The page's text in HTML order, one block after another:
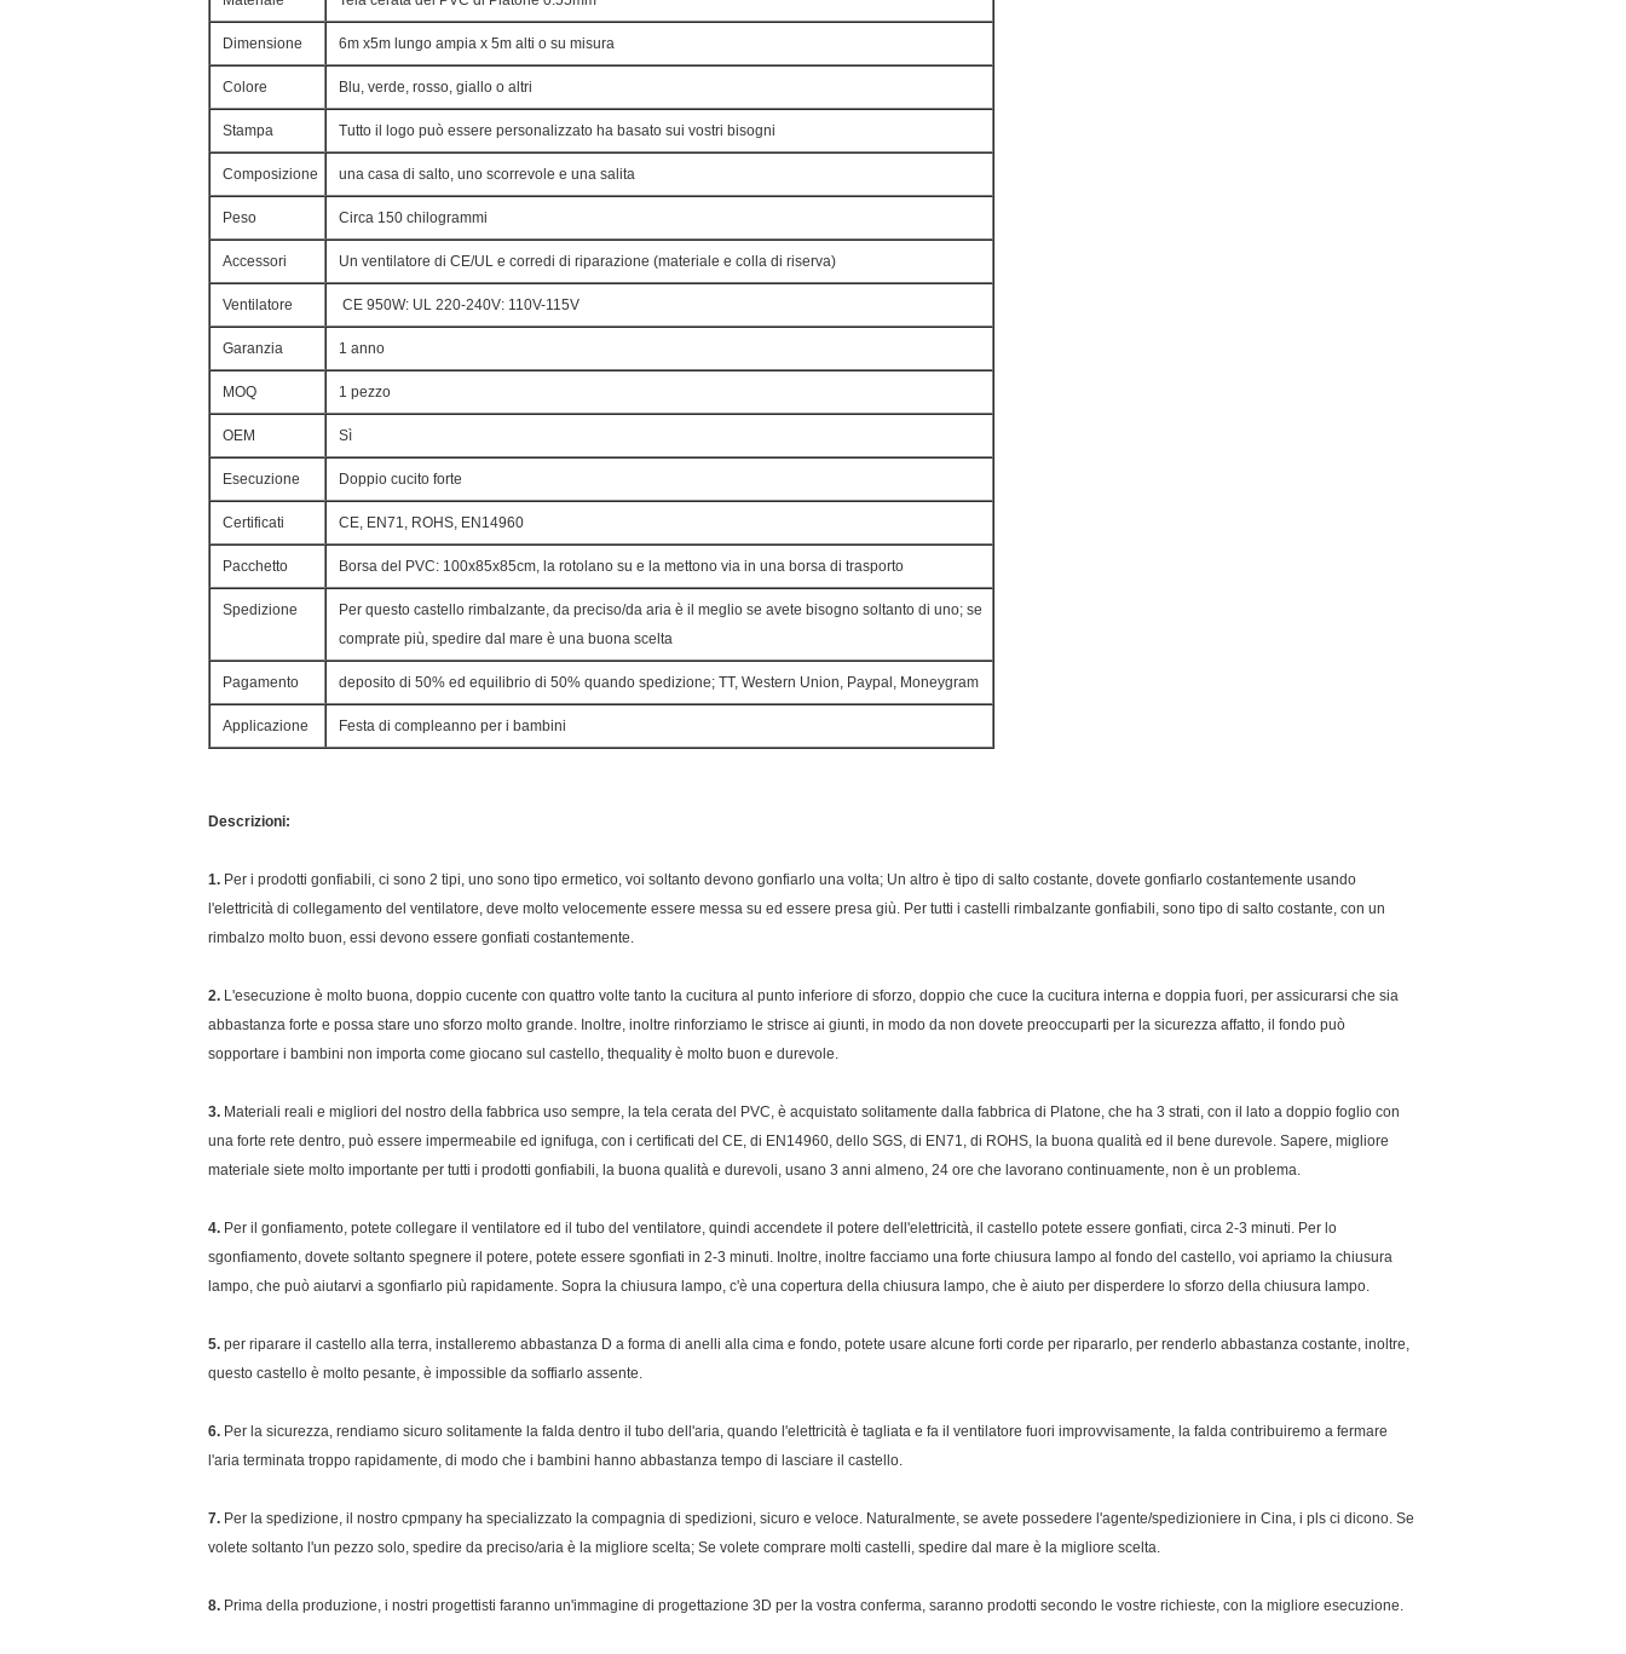
Dimensione 6m x5m lungo ampia x 5m alti o su misura
Colore Blu, verde, rosso, giallo o altri
Stampa Tutto il logo può essere personalizzato ha basato sui vostri bisogni
Composizione una casa di salto, uno scorrevole e una salita
Peso Circa 150 chilogrammi
Accessori Un ventilatore di CE/UL e corredi di riparazione (materiale e colla di riserva)
Ventilatore CE 950W: UL 220-240V: 110V-115V
Garanzia 1 anno
MOQ 1 pezzo
OEM Sì
Esecuzione Doppio cucito forte
Certificati CE, EN71, ROHS, EN14960
Pacchetto Borsa del PVC: 100x85x85cm, la rotolano su e la mettono via in una borsa di trasporto
Spedizione
Per questo castello rimbalzante, da preciso/da aria è il meglio se avete bisogno soltanto di uno; se
comprate più, spedire dal mare è una buona scelta
Pagamento deposito di 50% ed equilibrio di 50% quando spedizione; TT, Western Union, Paypal, Moneygram
Applicazione Festa di compleanno per i bambini
Descrizioni:
1. Per i prodotti gonfiabili, ci sono 2 tipi, uno sono tipo ermetico, voi soltanto devono gonfiarlo una volta; Un altro è tipo di salto costante, dovete gonfiarlo costantemente usando
l'elettricità di collegamento del ventilatore, deve molto velocemente essere messa su ed essere presa giù. Per tutti i castelli rimbalzante gonfiabili, sono tipo di salto costante, con un
rimbalzo molto buon, essi devono essere gonfiati costantemente.
2. L'esecuzione è molto buona, doppio cucente con quattro volte tanto la cucitura al punto inferiore di sforzo, doppio che cuce la cucitura interna e doppia fuori, per assicurarsi che sia
abbastanza forte e possa stare uno sforzo molto grande. Inoltre, inoltre rinforziamo le strisce ai giunti, in modo da non dovete preoccuparti per la sicurezza affatto, il fondo può
sopportare i bambini non importa come giocano sul castello, thequality è molto buon e durevole.
3. Materiali reali e migliori del nostro della fabbrica uso sempre, la tela cerata del PVC, è acquistato solitamente dalla fabbrica di Platone, che ha 3 strati, con il lato a doppio foglio con
una forte rete dentro, può essere impermeabile ed ignifuga, con i certificati del CE, di EN14960, dello SGS, di EN71, di ROHS, la buona qualità ed il bene durevole. Sapere, migliore
materiale siete molto importante per tutti i prodotti gonfiabili, la buona qualità e durevoli, usano 3 anni almeno, 24 ore che lavorano continuamente, non è un problema.
4. Per il gonfiamento, potete collegare il ventilatore ed il tubo del ventilatore, quindi accendete il potere dell'elettricità, il castello potete essere gonfiati, circa 2-3 minuti. Per lo
sgonfiamento, dovete soltanto spegnere il potere, potete essere sgonfiati in 2-3 minuti. Inoltre, inoltre facciamo una forte chiusura lampo al fondo del castello, voi apriamo la chiusura
lampo, che può aiutarvi a sgonfiarlo più rapidamente. Sopra la chiusura lampo, c'è una copertura della chiusura lampo, che è aiuto per disperdere lo sforzo della chiusura lampo.
5. per riparare il castello alla terra, installeremo abbastanza D a forma di anelli alla cima e fondo, potete usare alcune forti corde per ripararlo, per renderlo abbastanza costante, inoltre,
questo castello è molto pesante, è impossible da soffiarlo assente.
6. Per la sicurezza, rendiamo sicuro solitamente la falda dentro il tubo dell'aria, quando l'elettricità è tagliata e fa il ventilatore fuori improvvisamente, la falda contribuiremo a fermare
l'aria terminata troppo rapidamente, di modo che i bambini hanno abbastanza tempo di lasciare il castello.
7. Per la spedizione, il nostro cpmpany ha specializzato la compagnia di spedizioni, sicuro e veloce. Naturalmente, se avete possedere l'agente/spedizioniere in Cina, i pls ci dicono. Se
volete soltanto l'un pezzo solo, spedire da preciso/aria è la migliore scelta; Se volete comprare molti castelli, spedire dal mare è la migliore scelta.
8. Prima della produzione, i nostri progettisti faranno un'immagine di progettazione 3D per la vostra conferma, saranno prodotti secondo le vostre richieste, con la migliore esecuzione.